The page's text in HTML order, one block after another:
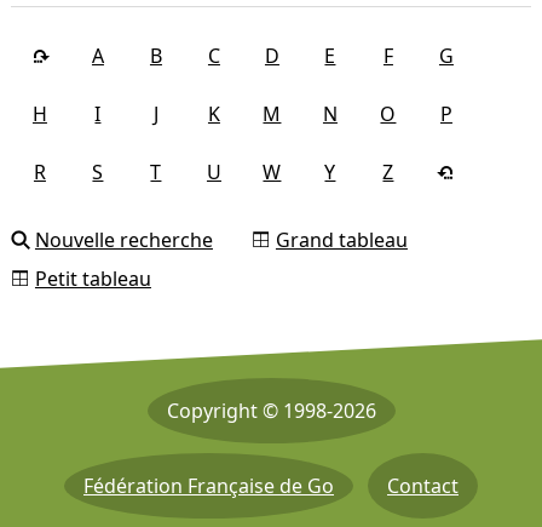
A B C D E F G
H I J K M N O P
R S T U W Y Z
Nouvelle recherche
Grand tableau
Petit tableau
Copyright © 1998-2026
Fédération Française de Go Contact